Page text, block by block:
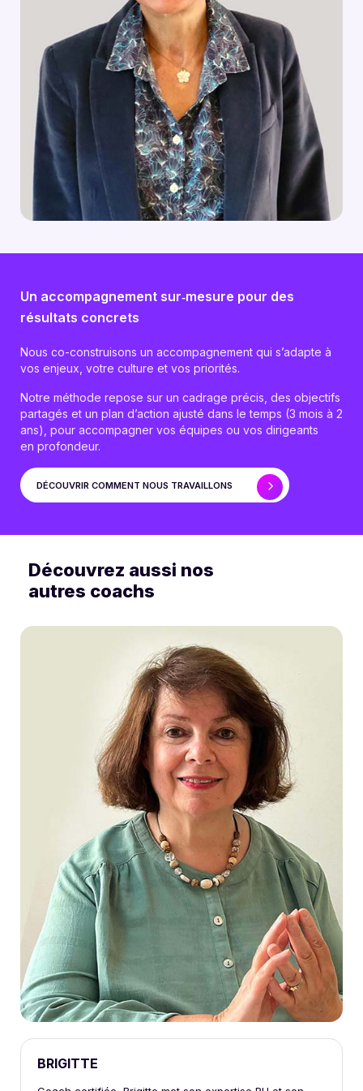
Un accompagnement sur‑mesure pour des
résultats concrets
Nous co-construisons un accompagnement qui s’adapte à
vos enjeux, votre culture et vos priorités.
Notre méthode repose sur un cadrage précis, des objectifs
partagés et un plan d’action ajusté dans le temps (3 mois à 2
ans), pour accompagner vos équipes ou vos dirigeants
en profondeur.
DÉCOUVRIR COMMENT NOUS TRAVAILLONS
Découvrez aussi nos
autres coachs
BRIGITTE